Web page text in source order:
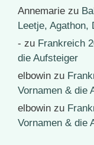
Annemarie zu
Leetje,
- zu Frankreich
die Aufsteiger
elbowin zu
Vornamen & die
elbowin zu
Vornamen & die